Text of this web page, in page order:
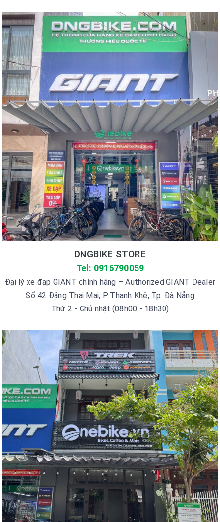
DNGBIKE STORE
Tel: 0916790059
Đại lý xe đạp GIANT chính hãng – Authorized GIANT Dealer
Số 42 Đặng Thai Mai, P. Thanh Khê, Tp. Đà Nẵng
Thứ 2 - Chủ nhật (08h00 - 18h30)